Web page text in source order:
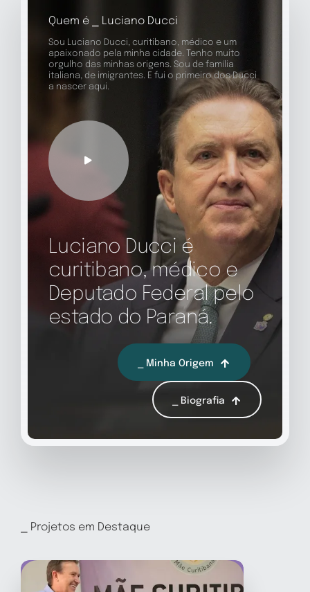
Quem é ⎯ Luciano Ducci
Sou Luciano Ducci, curitibano, médico e um
apaixonado pela minha cidade. Tenho muito
orgulho das minhas origens. Sou de família
italiana, de imigrantes. E fui o primeiro dos Ducci
a nascer aqui.
Luciano Ducci é
curitibano, médico e
Deputado Federal pelo
estado do Paraná.
⎯ Minha Origem
⎯ Biografia
⎯ Projetos em Destaque